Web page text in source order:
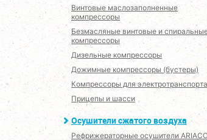
Винтовые маслозаполненные
компрессоры
Безмасляные винтовые и
компрессоры
Дизельные компрессоры
Дожимные компрессоры (бустеры)
Компрессоры для электротранспорта
Прицепы и шасси
Осушители сжатого воздуха
Рефрижераторные осушители